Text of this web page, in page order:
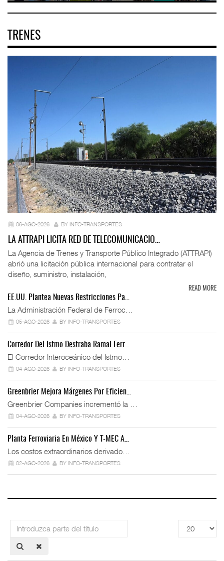
TRENES
06-AGO-2026 BY INFO-TRANSPORTES
LA ATTRAPI LICITA RED DE TELECOMUNICACIO…
La Agencia de Trenes y Transporte Público Integrado (ATTRAPI)
abrió una licitación pública internacional para contratar el
diseño, suministro, instalación,
READ MORE
EE.UU. Plantea Nuevas Restricciones Pa…
La Administración Federal de Ferroc…
05-AGO-2026 BY INFO-TRANSPORTES
Corredor Del Istmo Destraba Ramal Ferr…
El Corredor Interoceánico del Istmo…
04-AGO-2026 BY INFO-TRANSPORTES
Greenbrier Mejora Márgenes Por Eficien…
Greenbrier Companies incrementó la …
04-AGO-2026 BY INFO-TRANSPORTES
Planta Ferroviaria En México Y T-MEC A…
Los costos extraordinarios derivado…
02-AGO-2026 BY INFO-TRANSPORTES
Introduzca
parte
del
Cantidad
a